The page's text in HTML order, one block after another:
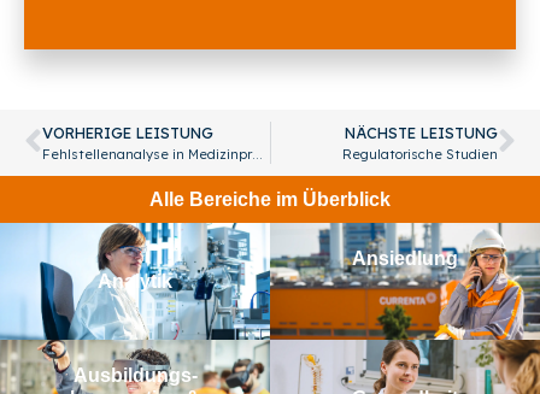
VORHERIGE LEISTUNG
Fehlstellenanalyse in Medizinprodukten
NÄCHSTE LEISTUNG
Regulatorische Studien
Alle Bereiche im Überblick
Analytik
Ansiedlung
Aus­bildungs­­